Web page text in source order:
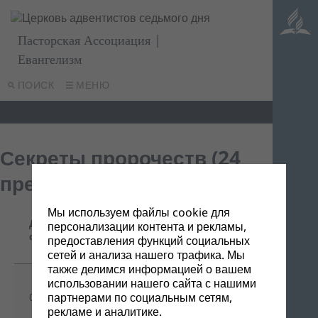
ПОИСК МЕНЮ
Пасторская Ассоциация |
Евангелизм
Секреты пророчеств (24
презентации)
Дата
файла
Название/
Ссылка для
скачивания
Описание
06/02/2017
Скачать все
одним архивом
(zip)
Мы используем файлы cookie для
персонализации контента и рекламы,
предоставления функций социальных
сетей и анализа нашего трафика. Мы
также делимся информацией о вашем
использовании нашего сайта с нашими
партнерами по социальным сетям,
рекламе и аналитике.